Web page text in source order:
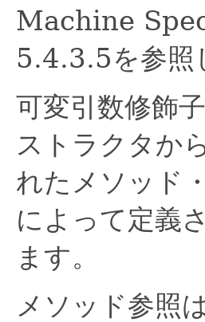
Machine
5.4.3.5を参照
可変引数修飾
ストラクタか
れたメソッド
によって定義
ます。
メソッド参照